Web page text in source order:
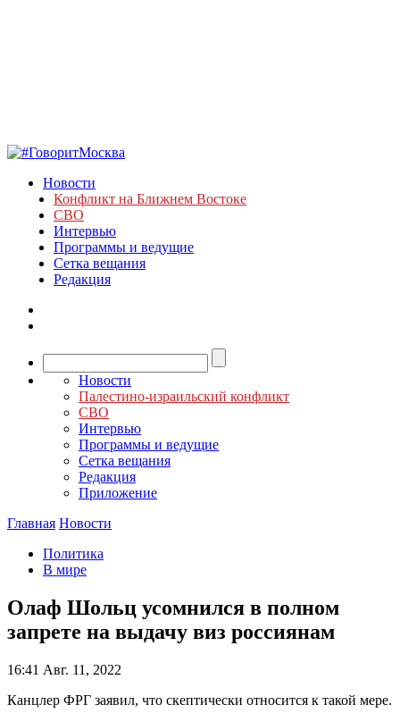
Новости
Конфликт на Ближнем Востоке
СВО
Интервью
Программы и ведущие
Сетка вещания
Редакция
Новости
Палестино-израильский конфликт
СВО
Интервью
Программы и ведущие
Сетка вещания
Редакция
Приложение
Главная Новости
Политика
В мире
Олаф Шольц усомнился в полном
запрете на выдачу виз россиянам
16:41 Авг. 11, 2022
Канцлер ФРГ заявил, что скептически относится к такой мере.